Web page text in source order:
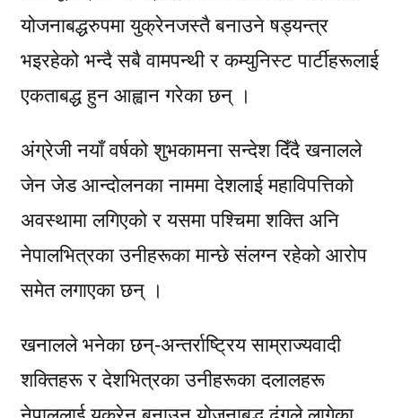
योजनाबद्धरुपमा युक्रेनजस्तै बनाउने षड्यन्त्र
भइरहेको भन्दै सबै वामपन्थी र कम्युनिस्ट पार्टीहरूलाई
एकताबद्ध हुन आह्वान गरेका छन् ।
अंग्रेजी नयाँ वर्षको शुभकामना सन्देश दिँदै खनालले
जेन जेड आन्दोलनका नाममा देशलाई महाविपत्तिको
अवस्थामा लगिएको र यसमा पश्चिमा शक्ति अनि
नेपालभित्रका उनीहरूका मान्छे संलग्न रहेको आरोप
समेत लगाएका छन् ।
खनालले भनेका छन्-अन्तर्राष्ट्रिय साम्राज्यवादी
शक्तिहरू र देशभित्रका उनीहरूका दलालहरू